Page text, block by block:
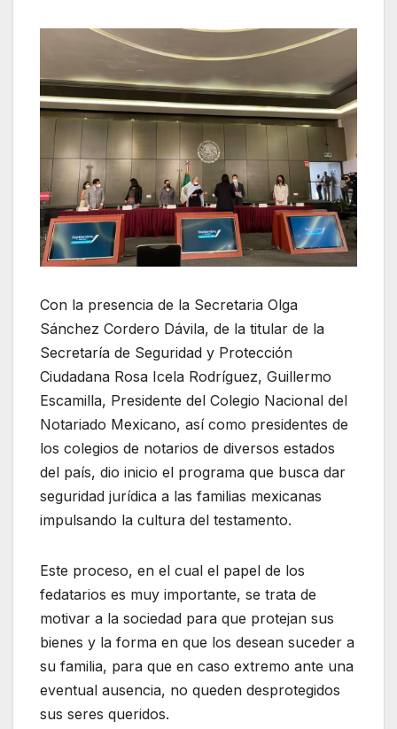
Con la presencia de la Secretaria Olga
Sánchez Cordero Dávila, de la titular de la
Secretaría de Seguridad y Protección
Ciudadana Rosa Icela Rodríguez, Guillermo
Escamilla, Presidente del Colegio Nacional del
Notariado Mexicano, así como presidentes de
los colegios de notarios de diversos estados
del país, dio inicio el programa que busca dar
seguridad jurídica a las familias mexicanas
impulsando la cultura del testamento.
Este proceso, en el cual el papel de los
fedatarios es muy importante, se trata de
motivar a la sociedad para que protejan sus
bienes y la forma en que los desean suceder a
su familia, para que en caso extremo ante una
eventual ausencia, no queden desprotegidos
sus seres queridos.